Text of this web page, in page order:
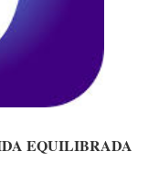
EQUILIBRADA